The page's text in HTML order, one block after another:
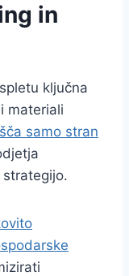
in
ključna
materiali
samo stran